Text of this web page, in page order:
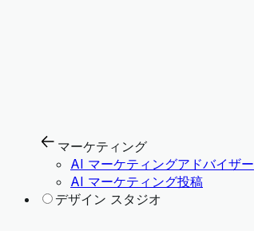
マーケティング
AI マーケティングアドバイザー
AI マーケティング投稿
デザイン スタジオ